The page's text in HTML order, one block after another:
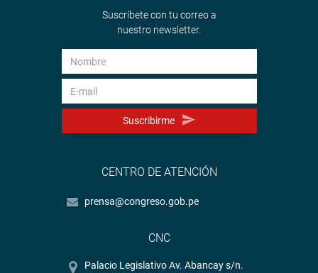
Suscríbete con tu correo a
nuestro newsletter.
Suscribirme
CENTRO DE ATENCIÓN
prensa@congreso.gob.pe
CNC
Palacio Legislativo Av. Abancay s/n.